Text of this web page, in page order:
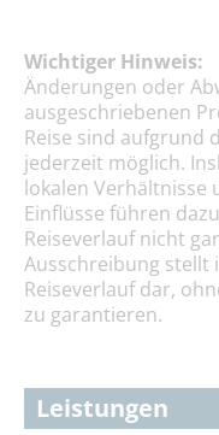
Wichtiger Hinweis:
Änderungen oder
ausgeschriebenen
Reise sind aufgrund
jederzeit möglich.
lokalen Verhältnisse
Einflüsse führen
Reiseverlauf nicht
Ausschreibung stellt
Reiseverlauf dar,
zu garantieren.
Leistungen